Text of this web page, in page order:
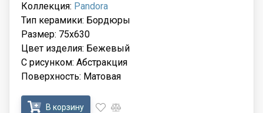
Коллекция: Pandora
Тип керамики: Бордюры
Размер: 75x630
Цвет изделия: Бежевый
С рисунком: Абстракция
Поверхность: Матовая
В корзину